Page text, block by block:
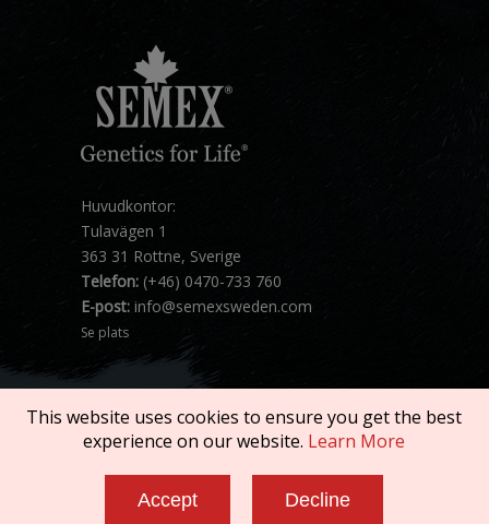
Huvudkontor:
Tulavägen 1
363 31 Rottne, Sverige
Telefon: (+46) 0470-733 760
E-post: info@semexsweden.com
Se plats
Terms of Service
Privacy Policy
This website uses cookies to ensure you get the best
experience on our website. Learn More
Accept Decline